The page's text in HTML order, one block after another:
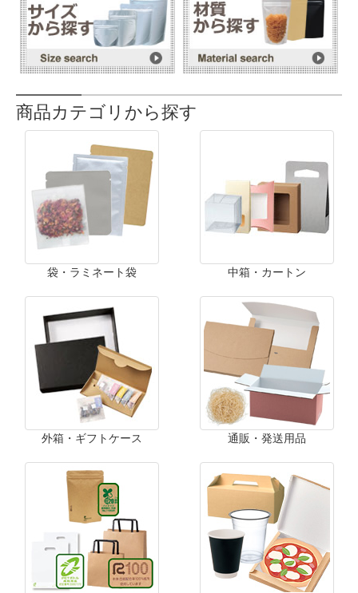
商品カテゴリから探す
袋・ラミネート袋 中箱・カートン
外箱・ギフトケース 通販・発送用品